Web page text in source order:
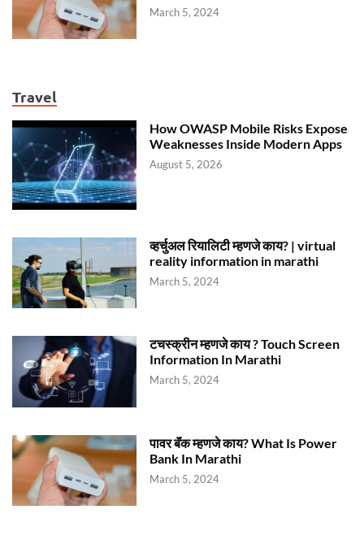
March 5, 2024
Travel
How OWASP Mobile Risks Expose
Weaknesses Inside Modern Apps
August 5, 2026
व्हर्चुअल रियालिटी म्हणजे काय? | virtual
reality information in marathi
March 5, 2024
टचस्क्रीन म्हणजे काय ? Touch Screen
Information In Marathi
March 5, 2024
पावर बॅंक म्हणजे काय? What Is Power
Bank In Marathi
March 5, 2024